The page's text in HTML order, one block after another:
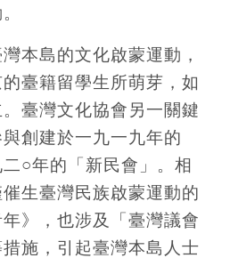
本島的文化啟蒙運動，
臺籍留學生所萌芽，如
。臺灣文化協會另一關鍵
創建於一九一九年的
二○年的「新民會」。相
生臺灣民族啟蒙運動的
》，也涉及「臺灣議會
施，引起臺灣本島人士